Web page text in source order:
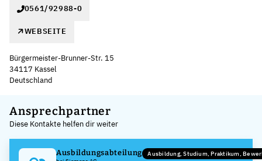
0561/92988-0
WEBSEITE
Bürgermeister-Brunner-Str. 15
34117 Kassel
Deutschland
+
−
Ansprechpartner
Diese Kontakte helfen dir weiter
Ausbildungsabteilung Ausbildung, Studium, Praktikum,